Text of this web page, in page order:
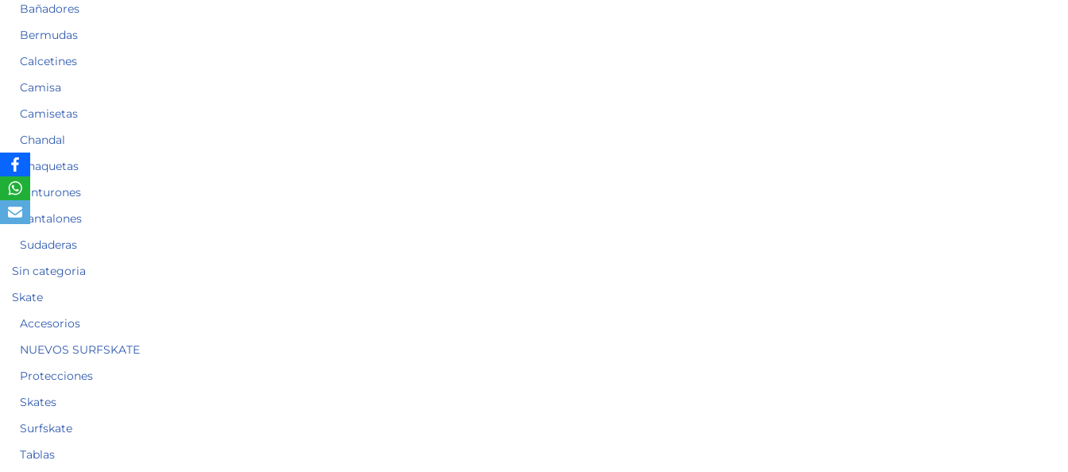
Bañadores
Bermudas
Calcetines
Camisa
Camisetas
Chandal
Chaquetas
Cinturones
Pantalones
Sudaderas
Sin categoria
Skate
Accesorios
NUEVOS SURFSKATE
Protecciones
Skates
Surfskate
Tablas